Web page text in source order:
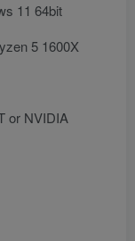
11 64bit
5 1600X
or NVIDIA